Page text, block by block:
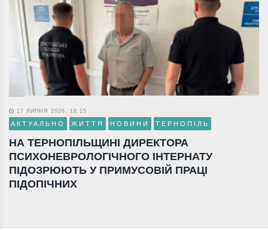
17 ЛИПНЯ 2026, 18:15
АКТУАЛЬНО ЖИТТЯ НОВИНИ ТЕРНОПІЛЬ
НА ТЕРНОПІЛЬЩИНІ ДИРЕКТОРА
ПСИХОНЕВРОЛОГІЧНОГО ІНТЕРНАТУ
ПІДОЗРЮЮТЬ У ПРИМУСОВІЙ ПРАЦІ
ПІДОПІЧНИХ